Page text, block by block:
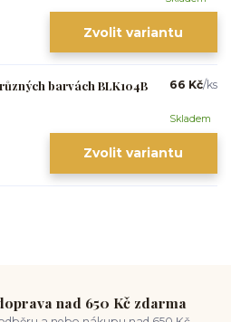
Zvolit variantu
barvách BLK104B
66 Kč/ks
Skladem
Zvolit variantu
nad 650 Kč zdarma